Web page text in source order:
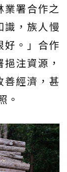
署合作之
識，族人慢
好。」合作
注資源，
善經濟，甚
。